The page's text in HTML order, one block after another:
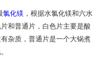
行业动态
氯化镁 ，根据水氯化镁和六水
和普通片，白色片主要是酸
杂质，普通片是一个大锅煮